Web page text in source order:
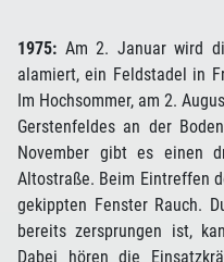
1975: Am 2. Januar wird
alamiert, ein Feldstadel in
Im Hochsommer, am 2.
Gerstenfeldes an der
November gibt es einen
Altostraße. Beim Eintreffen
gekippten Fenster Rauch.
bereits zersprungen ist,
Dabei hören die